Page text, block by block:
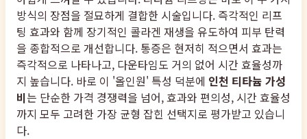
방식의 장점을 절묘하게 결합한 시술입니다. 즉각적인 리프
팅 효과와 함께 장기적인 콜라겐 재생을 유도하여 피부 탄력
을 종합적으로 개선합니다. 통증은 현저히 적으면서 효과는
즉각적으로 나타나고, 다운타임도 거의 없어 시간 효율성까
지 높습니다. 바로 이 '올인원' 특성 덕분에 인천 티타늄 가성
비는 단순한 가격 경쟁력을 넘어, 효과와 편의성, 시간 효율성
까지 모두 고려한 가장 균형 잡힌 선택지로 평가받고 있습니
다.